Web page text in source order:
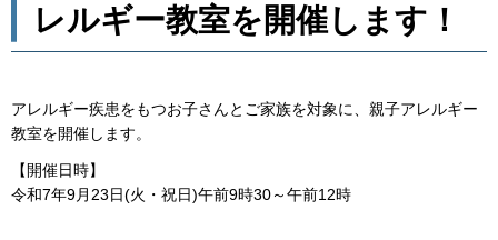
レルギー教室を開催します！
アレルギー疾患をもつお子さんとご家族を対象に、親子アレルギー
教室を開催します。
【開催日時】
令和7年9月23日(火・祝日)午前9時30～午前12時